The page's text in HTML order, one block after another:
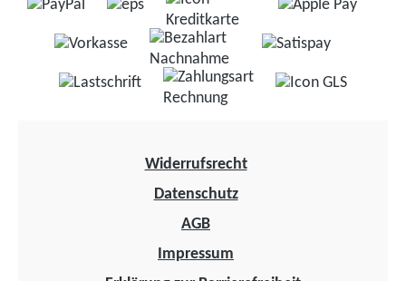
Widerrufsrecht
Datenschutz
AGB
Impressum